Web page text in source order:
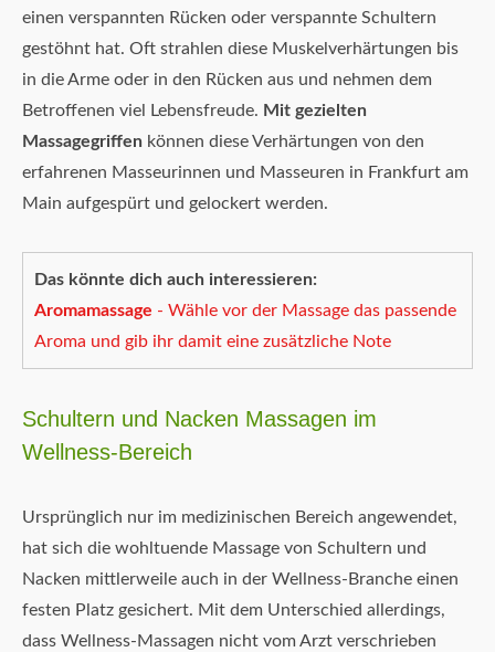
einen verspannten Rücken oder verspannte Schultern
gestöhnt hat. Oft strahlen diese Muskelverhärtungen bis
in die Arme oder in den Rücken aus und nehmen dem
Betroffenen viel Lebensfreude. Mit gezielten
Massagegriffen können diese Verhärtungen von den
erfahrenen Masseurinnen und Masseuren in Frankfurt am
Main aufgespürt und gelockert werden.
Das könnte dich auch interessieren:
Aromamassage - Wähle vor der Massage das passende
Aroma und gib ihr damit eine zusätzliche Note
Schultern und Nacken Massagen im
Wellness-Bereich
Ursprünglich nur im medizinischen Bereich angewendet,
hat sich die wohltuende Massage von Schultern und
Nacken mittlerweile auch in der Wellness-Branche einen
festen Platz gesichert. Mit dem Unterschied allerdings,
dass Wellness-Massagen nicht vom Arzt verschrieben